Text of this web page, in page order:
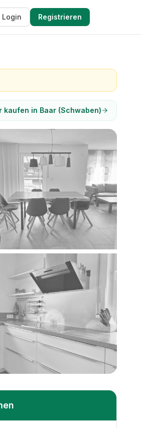
Login Registrieren
kaufen in Baar (Schwaben)